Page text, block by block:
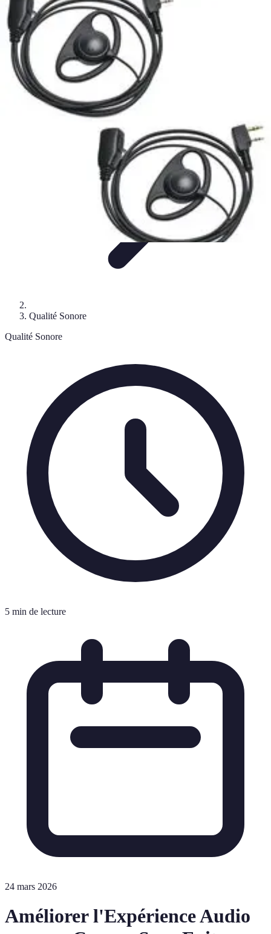
Test Casques Audio
test casques audio
Bien-êtreGuide d'achatBien-être et
relaxation
Qualité Sonore
Test Casques Audio
Qualité Sonore
Qualité Sonore
5 min de lecture
24 mars 2026
Améliorer l'Expérience Audio